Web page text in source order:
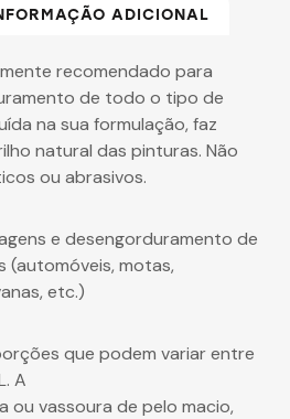
ADICIONAL
recomendado para
de todo o tipo de
na sua formulação, faz
natural das pinturas. Não
ou abrasivos.
e desengorduramento de
motas,
etc.)
que podem variar entre
A
ou vassoura de pelo macio,